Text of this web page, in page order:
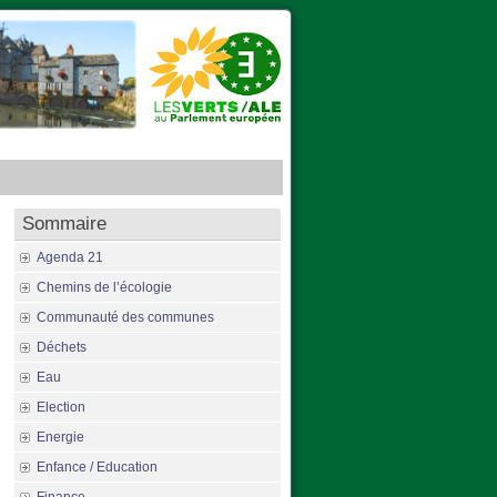
Sommaire
Agenda 21
Chemins de l’écologie
Communauté des communes
Déchets
Eau
Election
Energie
Enfance / Education